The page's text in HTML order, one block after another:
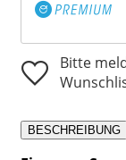
Bitte
BESCHREIBUNG